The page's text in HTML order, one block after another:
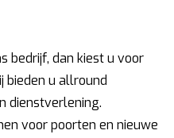
bedrijf, dan kiest u voor
bieden u allround
dienstverlening.
voor poorten en nieuwe